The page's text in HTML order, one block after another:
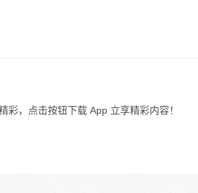
，点击按钮下载 App 立享精彩内容！